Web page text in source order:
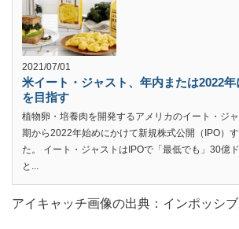
2021/07/01
米イート・ジャスト、年内または2022
を目指す
植物卵・培養肉を開発するアメリカのイート・ジ
期から2022年始めにかけて新規株式公開（IPO）
た。 イート・ジャストはIPOで「最低でも」30億
と...
アイキャッチ画像の出典：インポッシ